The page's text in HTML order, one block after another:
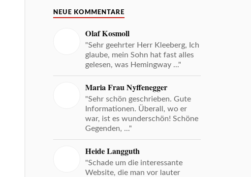
NEUE KOMMENTARE
Olaf Kosmoll
"Sehr geehrter Herr Kleeberg, Ich
glaube, mein Sohn hat fast alles
gelesen, was Hemingway ..."
Maria Frau Nyffenegger
"Sehr schön geschrieben. Gute
Informationen. Überall, wo er
war, ist es wunderschön! Schöne
Gegenden, ..."
Heide Langguth
"Schade um die interessante
Website, die man vor lauter